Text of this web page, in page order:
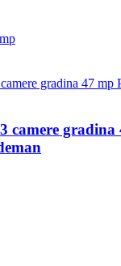
camere gradina